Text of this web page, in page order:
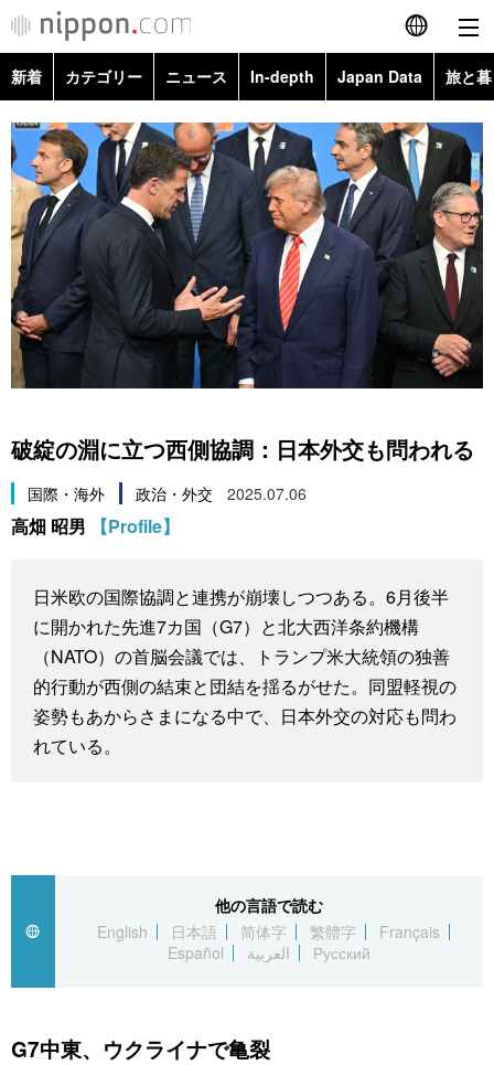
English
简体字
繁體字
Français
Español
カテゴリー
政治・外交
経済・ビジネス
社会
文化
科学・技術
暮らし
スポーツ・東京2020
ニュース
トップ
In-depth
旅と暮らし
動画/Live
Books
Cinema
Topics
新着 カテゴリー ニュース In-depth Japan Data 旅と
政治・外交
経済・ビジネス
国際・海外
社会
文化
暮らし
スポーツ・東京2020
Topics
Images
People
東京
お知らせ
破綻の淵に立つ西側協調：日本外交も問われる
国際・海外 政治・外交 2025.07.06
高畑 昭男 【Profile】
日米欧の国際協調と連携が崩壊しつつある。6月後半
に開かれた先進7カ国（G7）と北大西洋条約機構
（NATO）の首脳会議では、トランプ米大統領の独善
的行動が西側の結束と団結を揺るがせた。同盟軽視の
姿勢もあからさまになる中で、日本外交の対応も問わ
れている。
他の言語で読む
English
日本語 简体字 繁體字
Français
Español
العربية Русский
G7中東、ウクライナで亀裂